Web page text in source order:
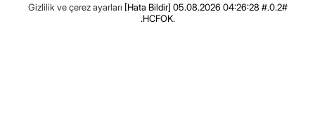
Gizlilik ve çerez ayarları [Hata Bildir] 05.08.2026 04:26:28 #.0.2#
.HCFOK.